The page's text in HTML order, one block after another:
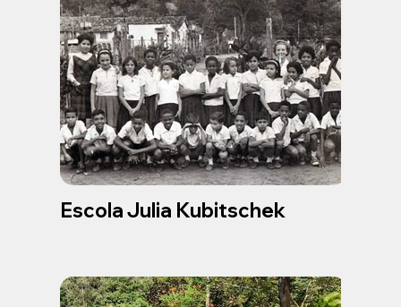
Escola Julia Kubitschek